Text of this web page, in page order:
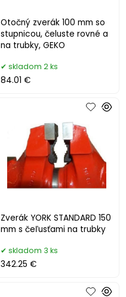
Otočný zverák 100 mm so
stupnicou, čeluste rovné a
na trubky, GEKO
skladom 2 ks
84.01 €
Zverák YORK STANDARD 150
mm s čeľusťami na trubky
skladom 3 ks
342.25 €